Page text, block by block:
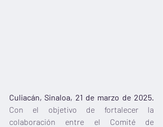
Culiacán, Sinaloa, 21 de marzo de 2025.
Con el objetivo de fortalecer la
colaboración entre el Comité de